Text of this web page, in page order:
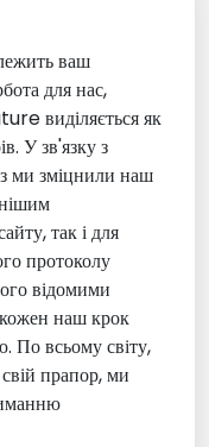
ваш
для нас,
виділяється як
У зв'язку з
ми зміцнили наш
так і для
протоколу
відомими
наш крок
По всьому світу,
прапор, ми